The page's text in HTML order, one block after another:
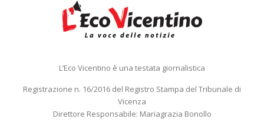
L’Eco Vicentino è una testata giornalistica
Registrazione n. 16/2016 del Registro Stampa del Tribunale di
Vicenza
Direttore Responsabile: Mariagrazia Bonollo